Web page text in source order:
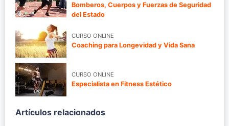
Bomberos, Cuerpos y Fuerzas de Seguridad
del Estado
CURSO ONLINE
Coaching para Longevidad y Vida Sana
CURSO ONLINE
Especialista en Fitness Estético
Artículos relacionados